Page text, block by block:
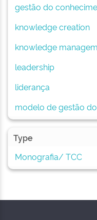
gestão do
knowledge creation
knowledge
leadership
liderança
modelo de gestão
Type
Monografia/ TCC